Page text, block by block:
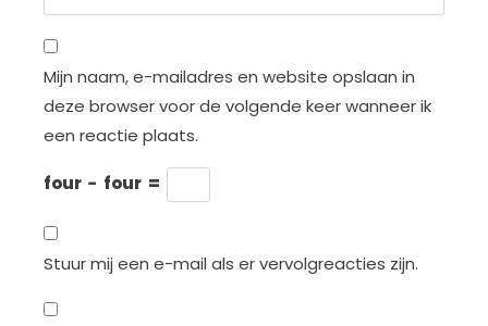
Mijn naam, e-mailadres en website opslaan in
deze browser voor de volgende keer wanneer ik
een reactie plaats.
four − four =
Stuur mij een e-mail als er vervolgreacties zijn.